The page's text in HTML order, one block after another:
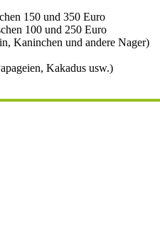
150 und 350 Euro
100 und 250 Euro
Kaninchen und andere Nager)
Kakadus usw.)